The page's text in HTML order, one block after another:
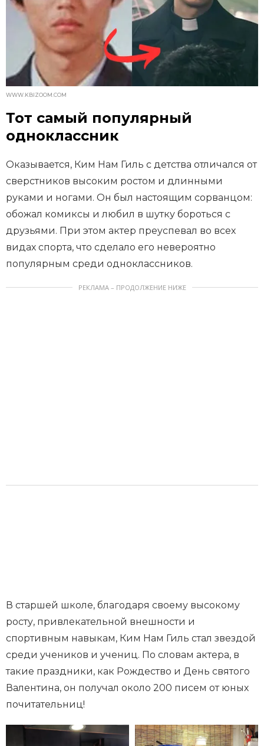
WWW.KBIZOOM.COM
Тот самый популярный
одноклассник
Оказывается, Ким Нам Гиль с детства отличался от
сверстников высоким ростом и длинными
руками и ногами. Он был настоящим сорванцом:
обожал комиксы и любил в шутку бороться с
друзьями. При этом актер преуспевал во всех
видах спорта, что сделало его невероятно
популярным среди одноклассников.
РЕКЛАМА – ПРОДОЛЖЕНИЕ НИЖЕ
В старшей школе, благодаря своему высокому
росту, привлекательной внешности и
спортивным навыкам, Ким Нам Гиль стал звездой
среди учеников и учениц. По словам актера, в
такие праздники, как Рождество и День святого
Валентина, он получал около 200 писем от юных
почитательниц!